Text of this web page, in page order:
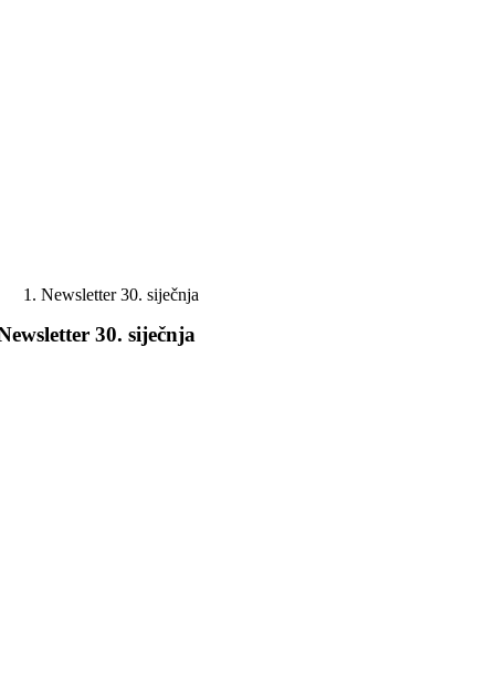
Newsletter 30. siječnja
30. siječnja